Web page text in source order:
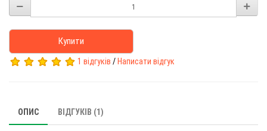
Купити
1 відгуків / Написати відгук
ОПИС ВІДГУКІВ (1)